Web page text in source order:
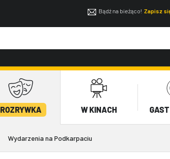
Bądź na bieżąco! Zapisz
ROZRYWKA W KINACH
Wydarzenia na Podkarpaciu